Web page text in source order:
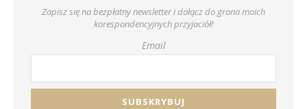
Zapisz się na bezpłatny newsletter i dołącz do grona moich
korespondencyjnych przyjaciół!
Email